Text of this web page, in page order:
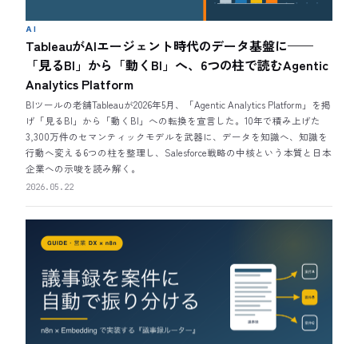
AI
TableauがAIエージェント時代のデータ基盤に——
「見るBI」から「動くBI」へ、6つの柱で読むAgentic
Analytics Platform
BIツールの老舗Tableauが2026年5月、「Agentic Analytics Platform」を掲
げ「見るBI」から「動くBI」への転換を宣言した。10年で積み上げた
3,300万件のセマンティックモデルを武器に、データを知識へ、知識を
行動へ変える6つの柱を整理し、Salesforce戦略の中核という本質と日本
企業への示唆を読み解く。
2026.05.22